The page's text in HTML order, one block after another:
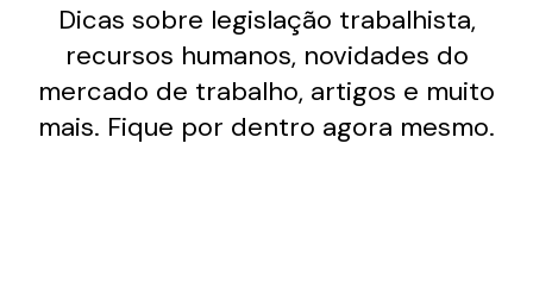
Dicas sobre legislação trabalhista,
recursos humanos, novidades do
mercado de trabalho, artigos e muito
mais. Fique por dentro agora mesmo.